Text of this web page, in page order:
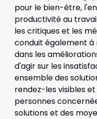
pour le bien-être,
productivité au
les critiques et les
conduit également
dans les
d'agir sur les
ensemble des
rendez-les visibles
personnes
solutions et des